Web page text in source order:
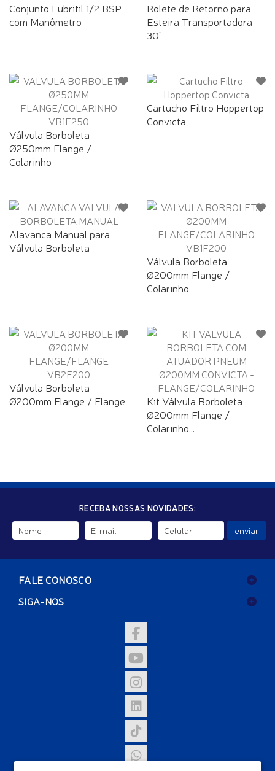
Conjunto Lubrifil 1/2 BSP
com Manômetro
Rolete de Retorno para
Esteira Transportadora
30"
Válvula Borboleta
Ø250mm Flange /
Colarinho
Cartucho Filtro Hoppertop
Convicta
Alavanca Manual para
Válvula Borboleta
Válvula Borboleta
Ø200mm Flange /
Colarinho
Válvula Borboleta
Ø200mm Flange / Flange
Kit Válvula Borboleta
Ø200mm Flange /
Colarinho...
RECEBA NOSSAS NOVIDADES:
enviar
FALE CONOSCO
SIGA-NOS